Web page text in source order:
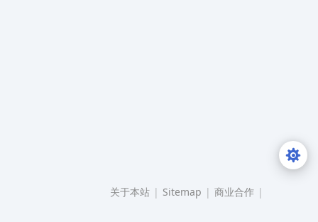
关于本站 | Sitemap | 商业合作 |